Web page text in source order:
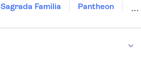
Sagrada Familia
Pantheon
Edinburgh Castle